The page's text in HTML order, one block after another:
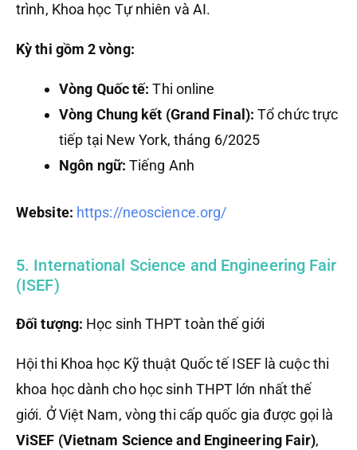
trình, Khoa học Tự nhiên và AI.
Kỳ thi gồm 2 vòng:
Vòng Quốc tế: Thi online
Vòng Chung kết (Grand Final): Tổ chức trực
tiếp tại New York, tháng 6/2025
Ngôn ngữ: Tiếng Anh
Website: https://neoscience.org/
5. International Science and Engineering Fair
(ISEF)
Đối tượng: Học sinh THPT toàn thế giới
Hội thi Khoa học Kỹ thuật Quốc tế ISEF là cuộc thi
khoa học dành cho học sinh THPT lớn nhất thế
giới. Ở Việt Nam, vòng thi cấp quốc gia được gọi là
ViSEF (Vietnam Science and Engineering Fair),